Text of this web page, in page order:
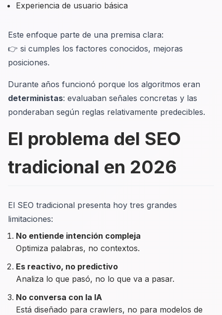
Experiencia de usuario básica
Este enfoque parte de una premisa clara:
👉 si cumples los factores conocidos, mejoras
posiciones.
Durante años funcionó porque los algoritmos eran
deterministas: evaluaban señales concretas y las
ponderaban según reglas relativamente predecibles.
El problema del SEO
tradicional en 2026
El SEO tradicional presenta hoy tres grandes
limitaciones:
No entiende intención compleja
Optimiza palabras, no contextos.
Es reactivo, no predictivo
Analiza lo que pasó, no lo que va a pasar.
No conversa con la IA
Está diseñado para crawlers, no para modelos de